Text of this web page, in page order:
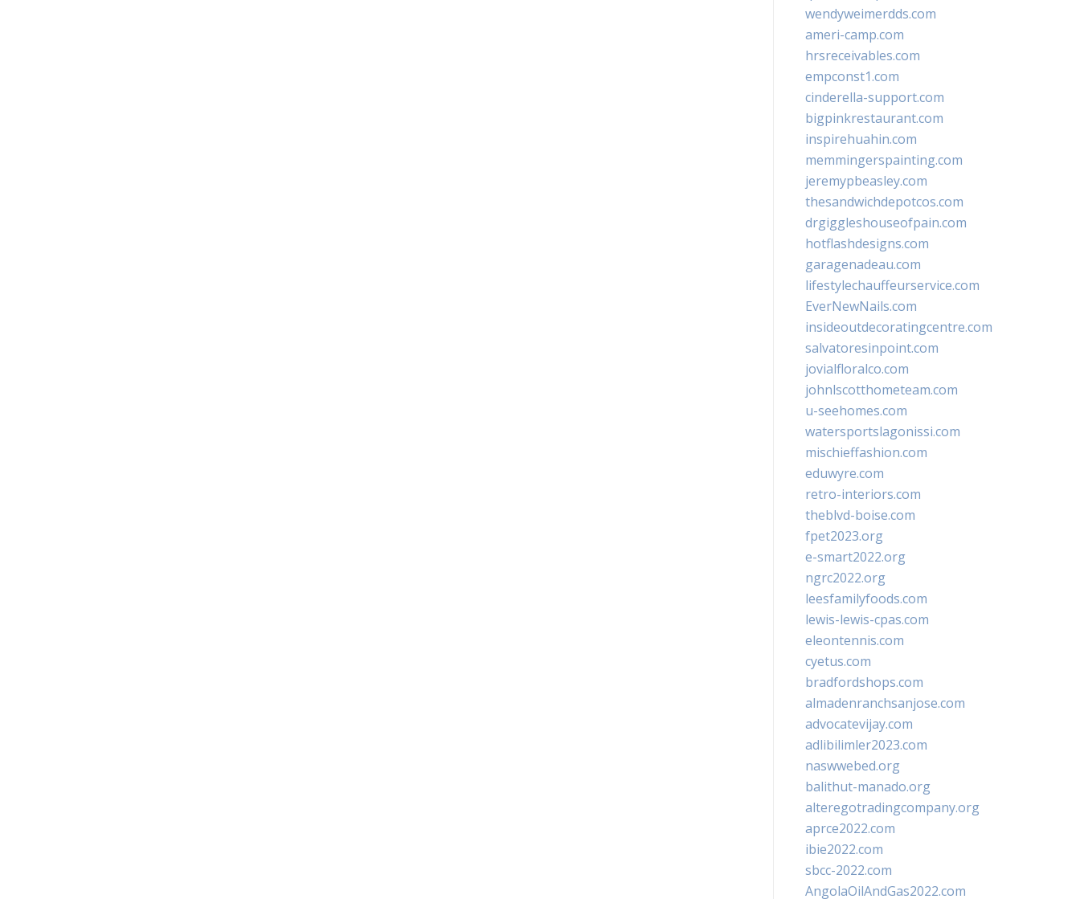
wendyweimerdds.com
ameri-camp.com
hrsreceivables.com
empconst1.com
cinderella-support.com
bigpinkrestaurant.com
inspirehuahin.com
memmingerspainting.com
jeremypbeasley.com
thesandwichdepotcos.com
drgiggleshouseofpain.com
hotflashdesigns.com
garagenadeau.com
lifestylechauffeurservice.com
EverNewNails.com
insideoutdecoratingcentre.com
salvatoresinpoint.com
jovialfloralco.com
johnlscotthometeam.com
u-seehomes.com
watersportslagonissi.com
mischieffashion.com
eduwyre.com
retro-interiors.com
theblvd-boise.com
fpet2023.org
e-smart2022.org
ngrc2022.org
leesfamilyfoods.com
lewis-lewis-cpas.com
eleontennis.com
cyetus.com
bradfordshops.com
almadenranchsanjose.com
advocatevijay.com
adlibilimler2023.com
naswwebed.org
balithut-manado.org
alteregotradingcompany.org
aprce2022.com
ibie2022.com
sbcc-2022.com
AngolaOilAndGas2022.com